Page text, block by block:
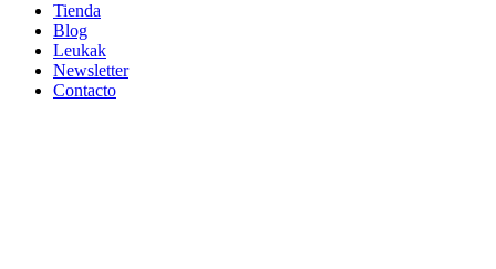
Tienda
Blog
Leukak
Newsletter
Contacto